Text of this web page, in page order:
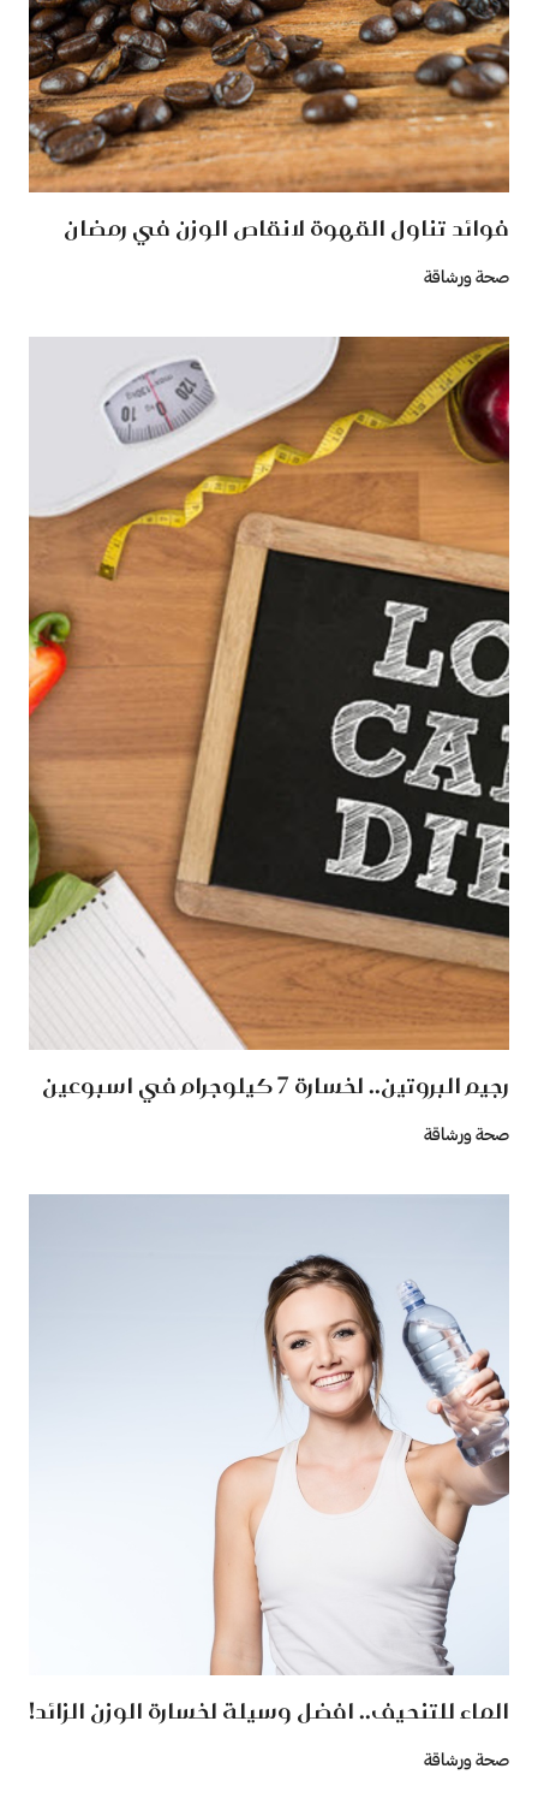
فوائد تناول القهوة لانقاص الوزن في رمضان
صحة ورشاقة
رجيم البروتين.. لخسارة 7 كيلوجرام في اسبوعين
صحة ورشاقة
الماء للتنحيف.. افضل وسيلة لخسارة الوزن الزائد!
صحة ورشاقة